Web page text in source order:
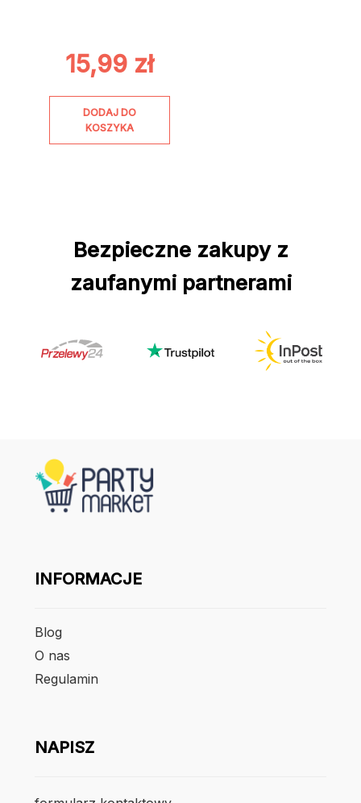
15,99 zł
DODAJ DO
KOSZYKA
Bezpieczne zakupy z
zaufanymi partnerami
INFORMACJE
Blog
O nas
Regulamin
NAPISZ